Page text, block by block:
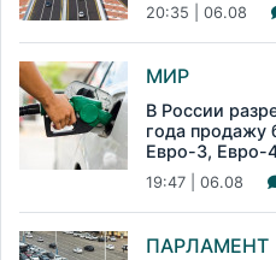
20:35 | 06.08
МИР
В России
года продажу
Евро-3, Евро-
19:47 | 06.08
ПАРЛАМЕНТ